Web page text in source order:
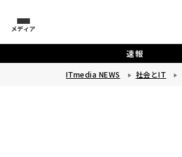
メディア
速報
ITmedia NEWS 社会とIT